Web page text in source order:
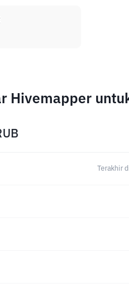
Hivemapper
Terakhir